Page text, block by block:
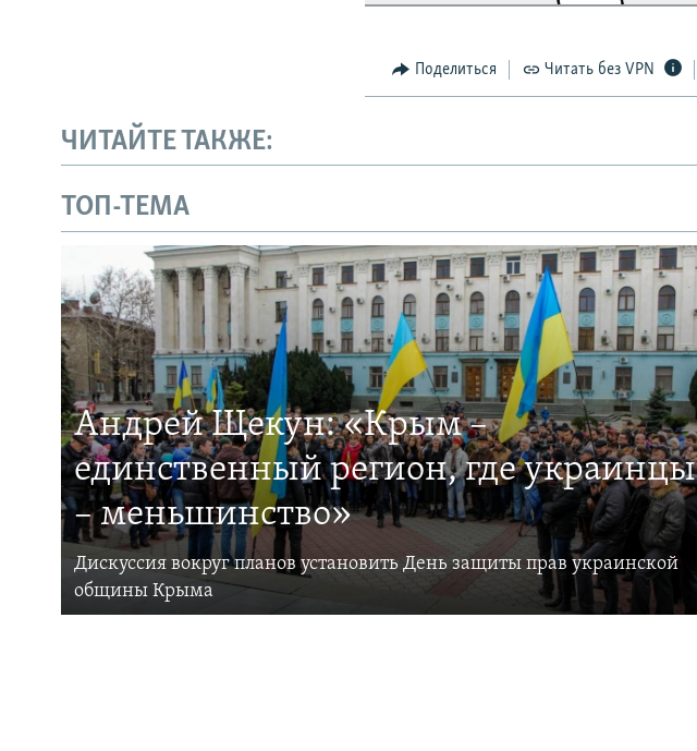
Поделиться Читать без VPN
ЧИТАЙТЕ ТАКЖЕ:
ТОП-ТЕМА
Андрей Щекун: «Крым –
единственный регион, где украинцы
– меньшинство»
Дискуссия вокруг планов установить День защиты прав украинской
общины Крыма